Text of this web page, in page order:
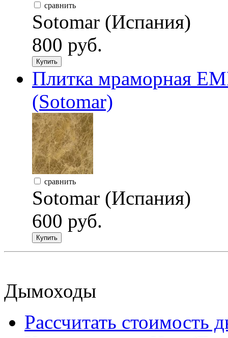
сравнить
Sotomar (Испания)
800 руб.
Купить
Плитка мраморная
(Sotomar)
сравнить
Sotomar (Испания)
600 руб.
Купить
Дымоходы
Рассчитать стоимость